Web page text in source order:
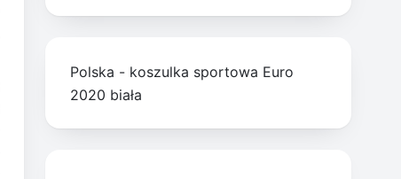
Polska - koszulka sportowa Euro
2020 biała